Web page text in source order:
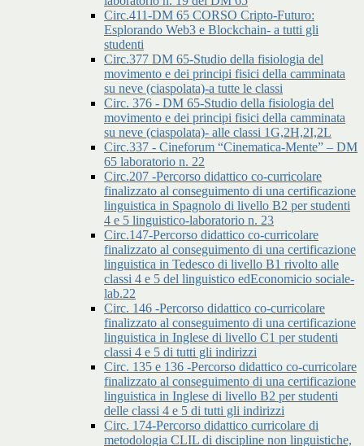
Circ.411-DM 65 CORSO Cripto-Futuro:
Esplorando Web3 e Blockchain- a tutti gli
studenti
Circ.377 DM 65-Studio della fisiologia del
movimento e dei principi fisici della camminata
su neve (ciaspolata)-a tutte le classi
Circ. 376 - DM 65-Studio della fisiologia del
movimento e dei principi fisici della camminata
su neve (ciaspolata)- alle classi 1G,2H,2I,2L
Circ.337 - Cineforum “Cinematica-Mente” – DM
65 laboratorio n. 22
Circ.207 -Percorso didattico co-curricolare
finalizzato al conseguimento di una certificazione
linguistica in Spagnolo di livello B2 per studenti
4 e 5 linguistico-laboratorio n. 23
Circ.147-Percorso didattico co-curricolare
finalizzato al conseguimento di una certificazione
linguistica in Tedesco di livello B1 rivolto alle
classi 4 e 5 del linguistico edEconomicio sociale-
lab.22
Circ. 146 -Percorso didattico co-curricolare
finalizzato al conseguimento di una certificazione
linguistica in Inglese di livello C1 per studenti
classi 4 e 5 di tutti gli indirizzi
Circ. 135 e 136 -Percorso didattico co-curricolare
finalizzato al conseguimento di una certificazione
linguistica in Inglese di livello B2 per studenti
delle classi 4 e 5 di tutti gli indirizzi
Circ. 174-Percorso didattico curricolare di
metodologia CLIL di discipline non linguistiche,